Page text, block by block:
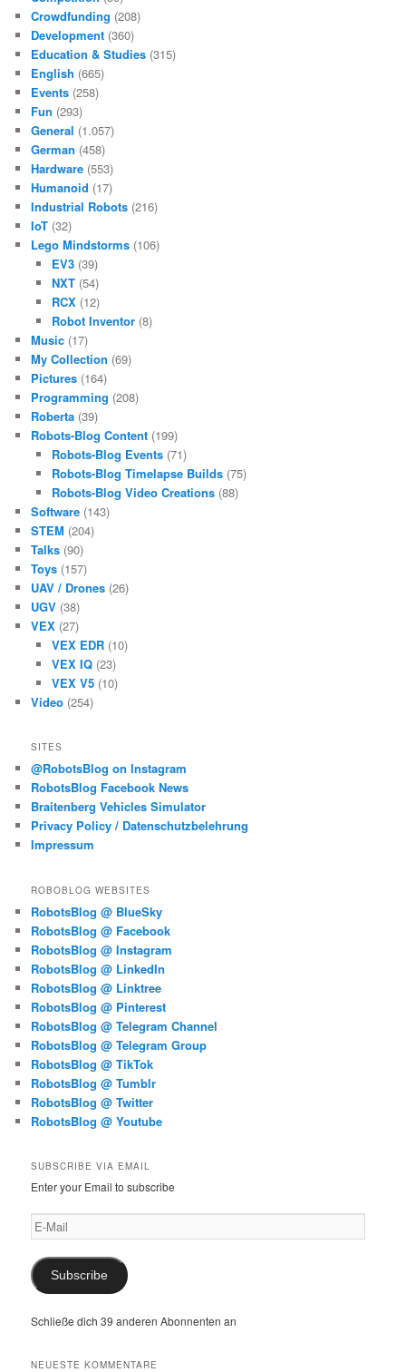
Crowdfunding (208)
Development (360)
Education & Studies (315)
English (665)
Events (258)
Fun (293)
General (1.057)
German (458)
Hardware (553)
Humanoid (17)
Industrial Robots (216)
IoT (32)
Lego Mindstorms (106)
EV3(39)
NXT(54)
RCX(12)
Robot Inventor(8)
Music (17)
My Collection (69)
Pictures (164)
Programming (208)
Roberta (39)
Robots-Blog Content (199)
Robots-Blog Events(71)
Robots-Blog Timelapse Builds(75)
Robots-Blog Video Creations(88)
Software (143)
STEM (204)
Talks (90)
Toys (157)
UAV / Drones (26)
UGV (38)
VEX (27)
VEX EDR(10)
VEX IQ(23)
VEX V5(10)
Video (254)
SITES
@RobotsBlog on Instagram
RobotsBlog Facebook News
Braitenberg Vehicles Simulator
Privacy Policy / Datenschutzbelehrung
Impressum
ROBOBLOG WEBSITES
RobotsBlog @ BlueSky
RobotsBlog @ Facebook
RobotsBlog @ Instagram
RobotsBlog @ LinkedIn
RobotsBlog @ Linktree
RobotsBlog @ Pinterest
RobotsBlog @ Telegram Channel
RobotsBlog @ Telegram Group
RobotsBlog @ TikTok
RobotsBlog @ Tumblr
RobotsBlog @ Twitter
RobotsBlog @ Youtube
SUBSCRIBE VIA EMAIL
Enter your Email to subscribe
E-
Mail
Subscribe
Schließe dich 39 anderen Abonnenten an
NEUESTE KOMMENTARE